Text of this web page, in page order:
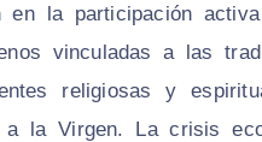
la participación
vinculadas a las
religiosas y
la Virgen. La crisis